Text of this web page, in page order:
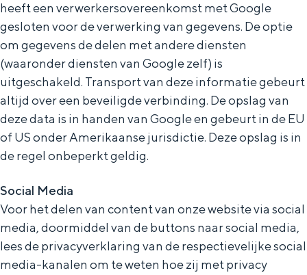
heeft een verwerkersovereenkomst met Google
gesloten voor de verwerking van gegevens. De optie
om gegevens de delen met andere diensten
(waaronder diensten van Google zelf) is
uitgeschakeld. Transport van deze informatie gebeurt
altijd over een beveiligde verbinding. De opslag van
deze data is in handen van Google en gebeurt in de EU
of US onder Amerikaanse jurisdictie. Deze opslag is in
de regel onbeperkt geldig.
Social Media
Voor het delen van content van onze website via social
media, doormiddel van de buttons naar social media,
lees de privacyverklaring van de respectievelijke social
media-kanalen om te weten hoe zij met privacy